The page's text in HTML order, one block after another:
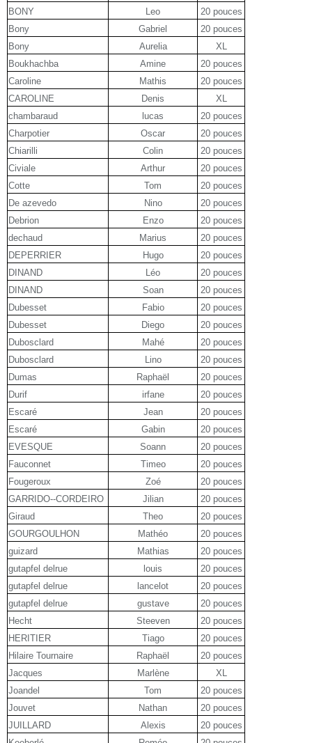
BONY
Leo
20 pouces
Bony
Gabriel
20 pouces
Bony
Aurelia
XL
Boukhachba
Amine
20 pouces
Caroline
Mathis
20 pouces
CAROLINE
Denis
XL
chambaraud
lucas
20 pouces
Charpotier
Oscar
20 pouces
Chiarilli
Colin
20 pouces
Civiale
Arthur
20 pouces
Cotte
Tom
20 pouces
De azevedo
Nino
20 pouces
Debrion
Enzo
20 pouces
dechaud
Marius
20 pouces
DEPERRIER
Hugo
20 pouces
DINAND
Léo
20 pouces
DINAND
Soan
20 pouces
Dubesset
Fabio
20 pouces
Dubesset
Diego
20 pouces
Dubosclard
Mahé
20 pouces
Dubosclard
Lino
20 pouces
Dumas
Raphaël
20 pouces
Durif
irfane
20 pouces
Escaré
Jean
20 pouces
Escaré
Gabin
20 pouces
EVESQUE
Soann
20 pouces
Fauconnet
Timeo
20 pouces
Fougeroux
Zoé
20 pouces
GARRIDO--CORDEIRO
Jilian
20 pouces
Giraud
Theo
20 pouces
GOURGOULHON
Mathéo
20 pouces
guizard
Mathias
20 pouces
gutapfel delrue
louis
20 pouces
gutapfel delrue
lancelot
20 pouces
gutapfel delrue
gustave
20 pouces
Hecht
Steeven
20 pouces
HERITIER
Tiago
20 pouces
Hilaire Tournaire
Raphaël
20 pouces
Jacques
Marlène
XL
Joandel
Tom
20 pouces
Jouvet
Nathan
20 pouces
JUILLARD
Alexis
20 pouces